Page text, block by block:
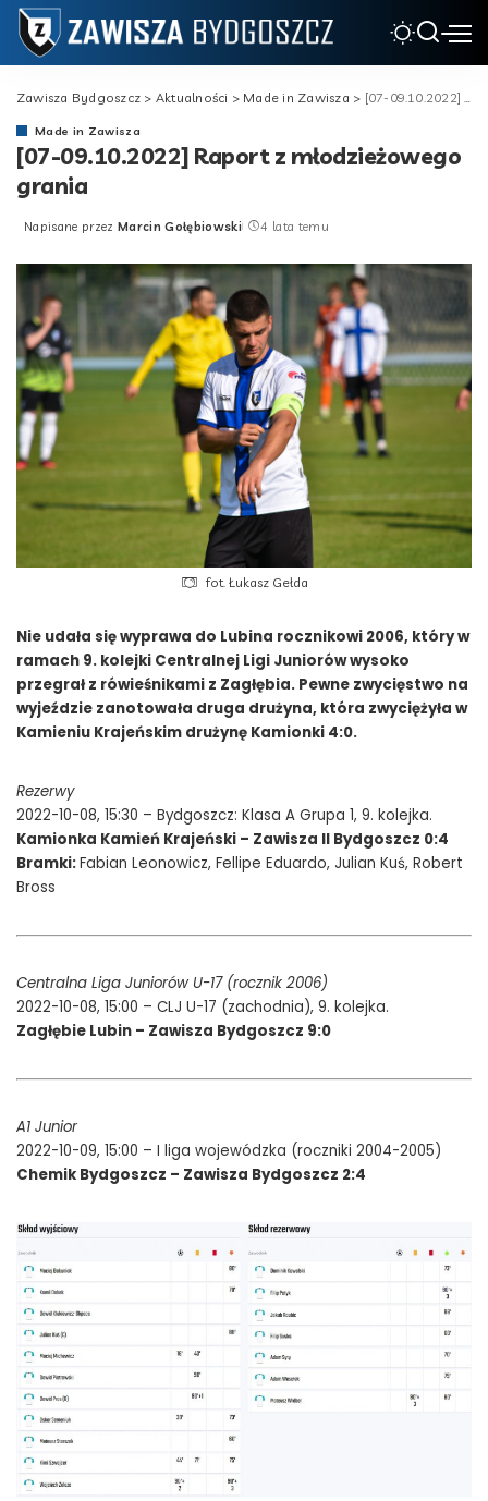
Zawisza Bydgoszcz > Aktualności > Made in Zawisza > [07-09.10.2022] Raport z młodzieżowego grania
Made in Zawisza
[07-09.10.2022] Raport z młodzieżowego
grania
Posted
Napisane przez Marcin Gołębiowski 4 lata temu
fot. Łukasz Gełda
Nie udała się wyprawa do Lubina rocznikowi 2006, który w
ramach 9. kolejki Centralnej Ligi Juniorów wysoko
przegrał z rówieśnikami z Zagłębia. Pewne zwycięstwo na
wyjeździe zanotowała druga drużyna, która zwyciężyła w
Kamieniu Krajeńskim drużynę Kamionki 4:0.
Rezerwy
2022-10-08, 15:30 – Bydgoszcz: Klasa A Grupa 1, 9. kolejka.
Kamionka Kamień Krajeński – Zawisza II Bydgoszcz 0:4
Bramki:Fabian Leonowicz, Fellipe Eduardo, Julian Kuś, Robert
Bross
Centralna Liga Juniorów U-17 (rocznik 2006)
2022-10-08, 15:00 – CLJ U-17 (zachodnia), 9. kolejka.
Zagłębie Lubin – Zawisza Bydgoszcz 9:0
A1 Junior
2022-10-09, 15:00 – I liga wojewódzka (roczniki 2004-2005)
Chemik Bydgoszcz – Zawisza Bydgoszcz 2:4